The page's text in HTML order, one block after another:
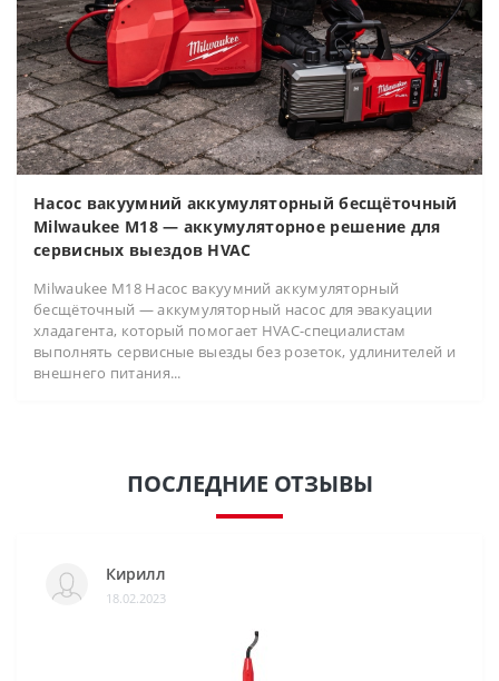
Насос вакуумний аккумуляторный бесщёточный
Milwaukee M18 — аккумуляторное решение для
сервисных выездов HVAC
Milwaukee M18 Насос вакуумний аккумуляторный
бесщёточный — аккумуляторный насос для эвакуации
хладагента, который помогает HVAC-специалистам
выполнять сервисные выезды без розеток, удлинителей и
внешнего питания...
ПОСЛЕДНИЕ ОТЗЫВЫ
Кирилл
18.02.2023